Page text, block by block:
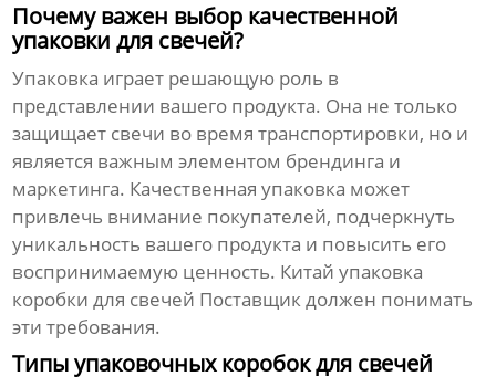
Почему важен выбор качественной
упаковки для свечей?
Упаковка играет решающую роль в
представлении вашего продукта. Она не только
защищает свечи во время транспортировки, но и
является важным элементом брендинга и
маркетинга. Качественная упаковка может
привлечь внимание покупателей, подчеркнуть
уникальность вашего продукта и повысить его
воспринимаемую ценность. Китай упаковка
коробки для свечей Поставщикдолжен понимать
эти требования.
Типы упаковочных коробок для свечей